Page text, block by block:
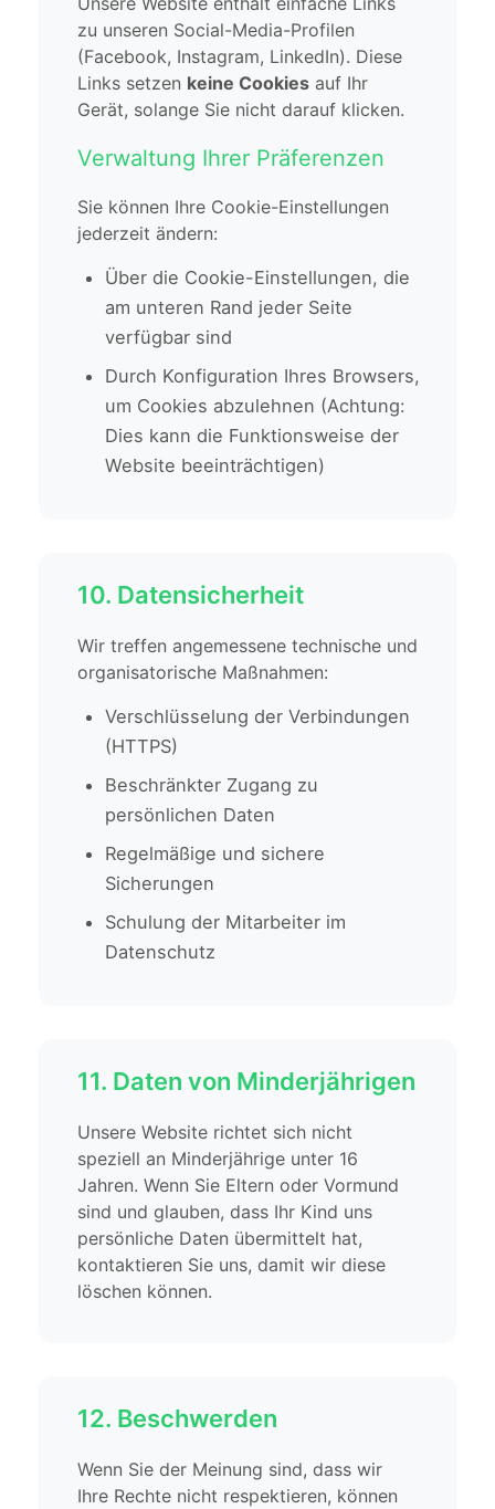
zu unseren Social-Media-Profilen
(Facebook, Instagram, LinkedIn). Diese
Links setzen keine Cookies auf Ihr
Gerät, solange Sie nicht darauf klicken.
Verwaltung Ihrer Präferenzen
Sie können Ihre Cookie-Einstellungen
jederzeit ändern:
Über die Cookie-Einstellungen, die
am unteren Rand jeder Seite
verfügbar sind
Durch Konfiguration Ihres Browsers,
um Cookies abzulehnen (Achtung:
Dies kann die Funktionsweise der
Website beeinträchtigen)
10. Datensicherheit
Wir treffen angemessene technische und
organisatorische Maßnahmen:
Verschlüsselung der Verbindungen
(HTTPS)
Beschränkter Zugang zu
persönlichen Daten
Regelmäßige und sichere
Sicherungen
Schulung der Mitarbeiter im
Datenschutz
11. Daten von Minderjährigen
Unsere Website richtet sich nicht
speziell an Minderjährige unter 16
Jahren. Wenn Sie Eltern oder Vormund
sind und glauben, dass Ihr Kind uns
persönliche Daten übermittelt hat,
kontaktieren Sie uns, damit wir diese
löschen können.
12. Beschwerden
Wenn Sie der Meinung sind, dass wir
Ihre Rechte nicht respektieren, können